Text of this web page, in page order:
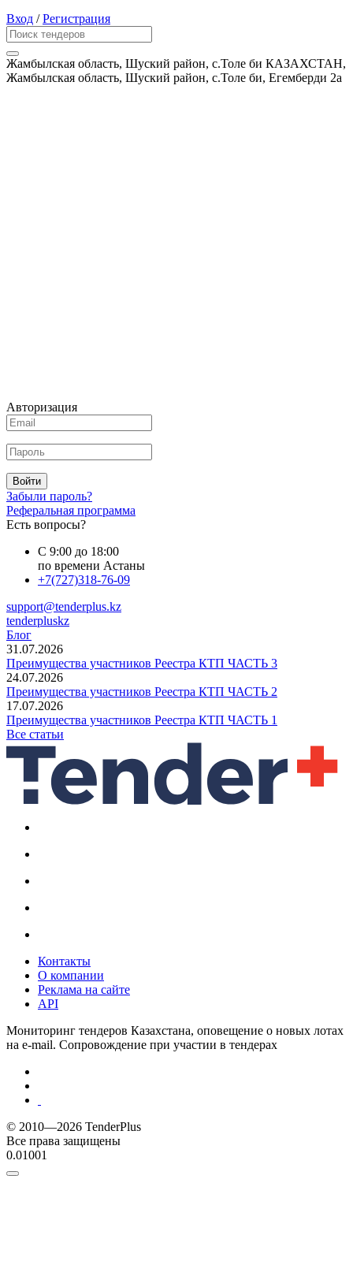
Вход /Регистрация
Жамбылская область, Шуский район, с.Толе би КАЗАХСТАН,
Жамбылская область, Шуский район, с.Толе би, Егемберди 2а
Авторизация
Войти
Забыли пароль?
Реферальная программа
Есть вопросы?
С 9:00 до 18:00
по времени Астаны
+7(727)318-76-09
support@tenderplus.kz
tenderpluskz
Блог
31.07.2026
Преимущества участников Реестра КТП ЧАСТЬ 3
24.07.2026
Преимущества участников Реестра КТП ЧАСТЬ 2
17.07.2026
Преимущества участников Реестра КТП ЧАСТЬ 1
Все статьи
Контакты
О компании
Реклама на сайте
API
Мониторинг тендеров Казахстана, оповещение о новых лотах
на e-mail. Сопровождение при участии в тендерах
© 2010—2026 TenderPlus
Все права защищены
0.01001